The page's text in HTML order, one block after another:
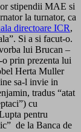
stipendii MAE si
la turnator, ca
directoare ICR,
Si a si facut-o.
lui Brucan –
prin prezenta lui
Herta Muller
sa-l invie in
tradus “atat
cu
pentru
de la Banca de